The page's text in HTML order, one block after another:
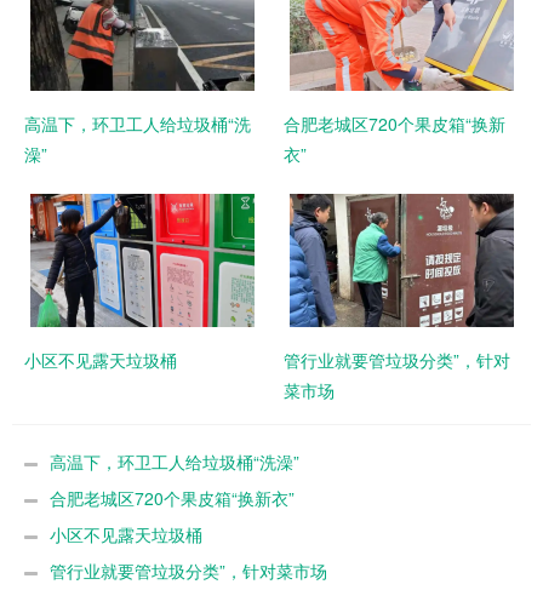
高温下，环卫工人给垃圾桶“洗
澡”
合肥老城区720个果皮箱“换新
衣”
小区不见露天垃圾桶
管行业就要管垃圾分类”，针对
菜市场
高温下，环卫工人给垃圾桶“洗澡”
合肥老城区720个果皮箱“换新衣”
小区不见露天垃圾桶
管行业就要管垃圾分类”，针对菜市场